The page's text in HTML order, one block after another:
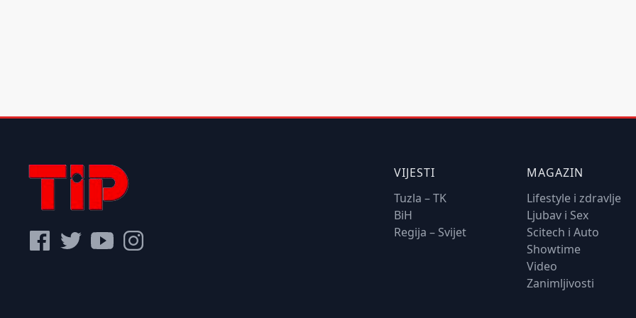
VIJESTI
Tuzla – TK
BiH
Regija – Svijet
MAGAZIN
Lifestyle i zdravlje
Ljubav i Sex
Scitech i Auto
Showtime
Video
Zanimljivosti